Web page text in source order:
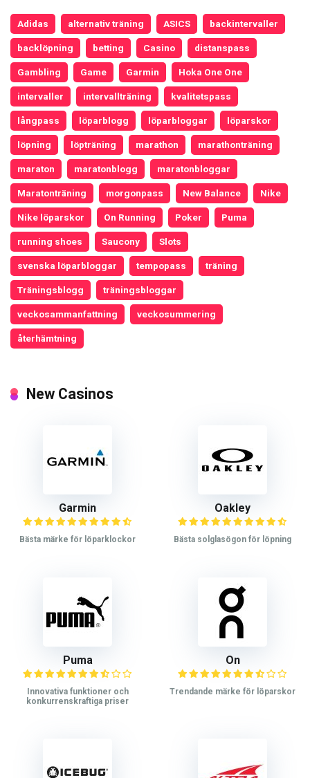
Adidas alternativ träning ASICS backintervaller
backlöpning betting Casino distanspass
Gambling Game Garmin Hoka One One
intervaller intervallträning kvalitetspass
långpass löparblogg löparbloggar löparskor
löpning löpträning marathon marathonträning
maraton maratonblogg maratonbloggar
Maratonträning morgonpass New Balance Nike
Nike löparskor On Running Poker Puma
running shoes Saucony Slots
svenska löparbloggar tempopass träning
Träningsblogg träningsbloggar
veckosammanfattning veckosummering
återhämtning
New Casinos
Garmin
Bästa märke för löparklockor
Oakley
Bästa solglasögon för löpning
Puma
Innovativa funktioner och
konkurrenskraftiga priser
On
Trendande märke för löparskor